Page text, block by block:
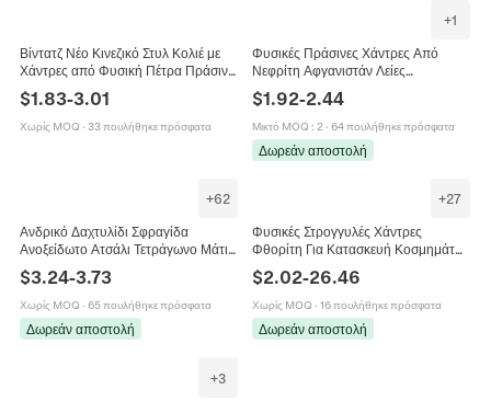
Βίντατζ Νέο Κινεζικό Στυλ Κολιέ με
Χάντρες από Φυσική Πέτρα Πράσινο
του Ιάδη για Γυναίκες Κομψό Κολιέ
Τσόκερ με Αλυσίδα Επέκτασης
$1.83-3.01
Χωρίς MOQ · 33 πουλήθηκε πρόσφατα
+1
Φυσικές Πράσινες Χάντρες Από
Νεφρίτη Αφγανιστάν Λείες
Γυαλισμένες Στρογγυλές Πολύτιμοι
Λίθοι Για Κατασκευή Κοσμημάτων
DIY Κολιέ Βραχιόλια
$1.92-2.44
Μικτό MOQ : 2· 64 πουλήθηκε πρόσφατα
Δωρεάν αποστολή
+62
Ανδρικό Δαχτυλίδι Σφραγίδα
Ανοξείδωτο Ατσάλι Τετράγωνο Μάτι
Της Τίγρης Όνυχας Πράσινη Πέτρα
Vintage Κοσμήματα
$3.24-3.73
Χωρίς MOQ · 65 πουλήθηκε πρόσφατα
Δωρεάν αποστολή
+27
Φυσικές Στρογγυλές Χάντρες
Φθορίτη Για Κατασκευή Κοσμημάτων
Αξεσουάρ DIY Πολύτιμοι Λίθοι
Πράσινο Μωβ Κίτρινο Πολύχρωμο
$2.02-26.46
Χωρίς MOQ · 16 πουλήθηκε πρόσφατα
Δωρεάν αποστολή
+3